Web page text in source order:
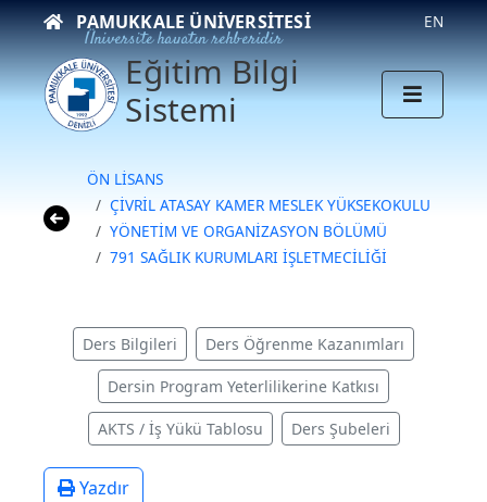
PAMUKKALE ÜNIVERSITESI
Üniversite hayatın rehberidir
EN
Eğitim Bilgi
Sistemi
ÖN LİSANS
ÇİVRİL ATASAY KAMER MESLEK YÜKSEKOKULU
YÖNETİM VE ORGANİZASYON BÖLÜMÜ
791 SAĞLIK KURUMLARI İŞLETMECİLİĞİ
Ders Bilgileri Ders Öğrenme Kazanımları
Dersin Program Yeterlilikerine Katkısı
AKTS / İş Yükü Tablosu Ders Şubeleri
Yazdır